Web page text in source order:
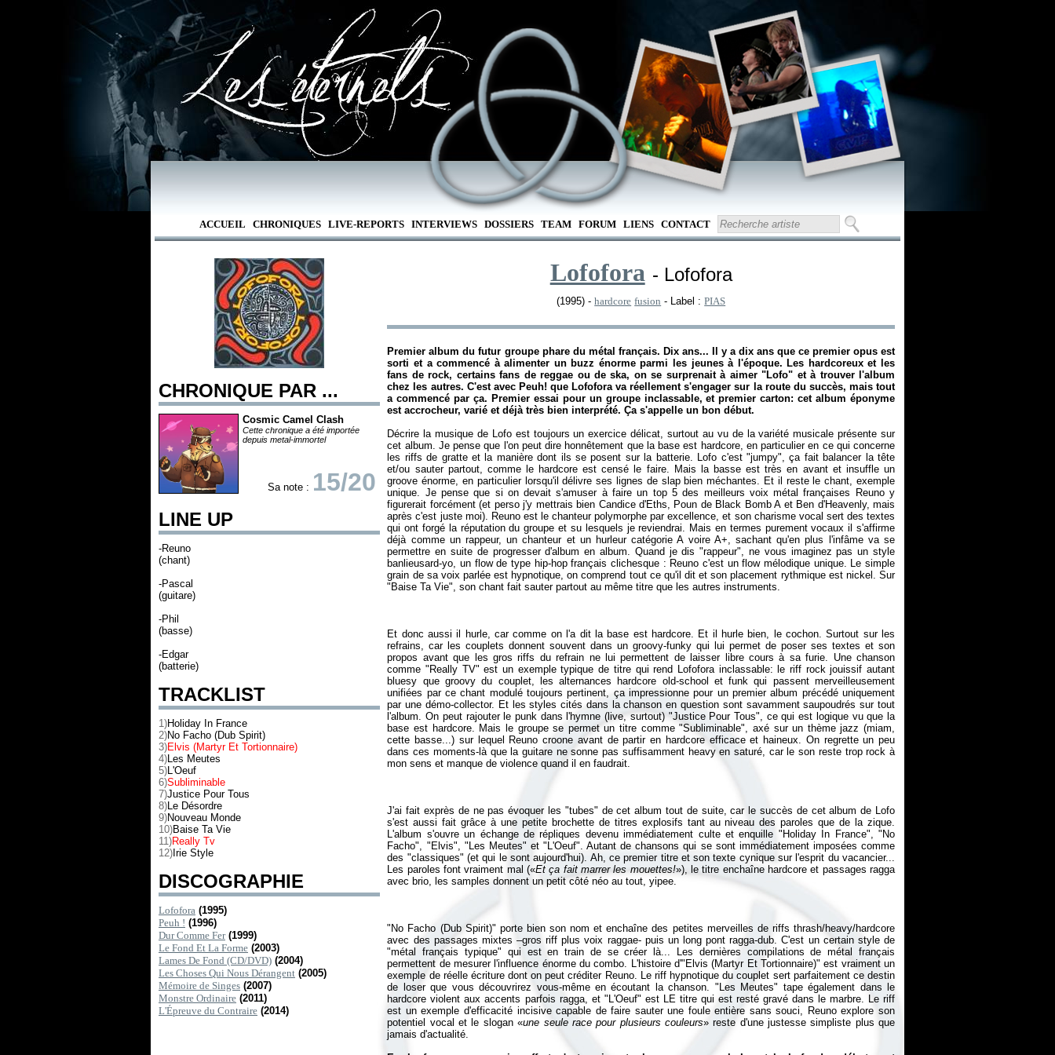
ACCUEIL CHRONIQUES LIVE-REPORTS INTERVIEWS DOSSIERS TEAM FORUM LIENS CONTACT
CHRONIQUE PAR ...
Cosmic Camel Clash
Cette chronique a été importée
depuis metal-immortel
Sa note : 15/20
LINE UP
-Reuno
(chant)
-Pascal
(guitare)
-Phil
(basse)
-Edgar
(batterie)
TRACKLIST
1)Holiday In France
2)No Facho (Dub Spirit)
3)Elvis (Martyr Et Tortionnaire)
4)Les Meutes
5)L'Oeuf
6)Subliminable
7)Justice Pour Tous
8)Le Désordre
9)Nouveau Monde
10)Baise Ta Vie
11)Really Tv
12) Irie Style
DISCOGRAPHIE
Lofofora (1995)
Peuh ! (1996)
Dur Comme Fer (1999)
Le Fond Et La Forme (2003)
Lames De Fond (CD/DVD) (2004)
Les Choses Qui Nous Dérangent (2005)
Mémoire de Singes (2007)
Monstre Ordinaire (2011)
L'Épreuve du Contraire (2014)
Lofofora - Lofofora
(1995) -hardcore fusion - Label :PIAS
Premier album du futur groupe phare du métal français. Dix ans... Il y a dix ans que ce premier opus est
sorti et a commencé à alimenter un buzz énorme parmi les jeunes à l'époque. Les hardcoreux et les
fans de rock, certains fans de reggae ou de ska, on se surprenait à aimer "Lofo" et à trouver l'album
chez les autres. C'est avec Peuh! que Lofofora va réellement s'engager sur la route du succès, mais tout
a commencé par ça. Premier essai pour un groupe inclassable, et premier carton: cet album éponyme
est accrocheur, varié et déjà très bien interprété. Ça s'appelle un bon début.
Décrire la musique de Lofo est toujours un exercice délicat, surtout au vu de la variété musicale présente sur
cet album. Je pense que l'on peut dire honnêtement que la base est hardcore, en particulier en ce qui concerne
les riffs de gratte et la manière dont ils se posent sur la batterie. Lofo c'est "jumpy", ça fait balancer la tête
et/ou sauter partout, comme le hardcore est censé le faire. Mais la basse est très en avant et insuffle un
groove énorme, en particulier lorsqu'il délivre ses lignes de slap bien méchantes. Et il reste le chant, exemple
unique. Je pense que si on devait s'amuser à faire un top 5 des meilleurs voix métal françaises Reuno y
figurerait forcément (et perso j'y mettrais bien Candice d'Eths, Poun de Black Bomb A et Ben d'Heavenly, mais
après c'est juste moi). Reuno est le chanteur polymorphe par excellence, et son charisme vocal sert des textes
qui ont forgé la réputation du groupe et su lesquels je reviendrai. Mais en termes purement vocaux il s'affirme
déjà comme un rappeur, un chanteur et un hurleur catégorie A voire A+, sachant qu'en plus l'infâme va se
permettre en suite de progresser d'album en album. Quand je dis "rappeur", ne vous imaginez pas un style
banlieusard-yo, un flow de type hip-hop français clichesque : Reuno c'est un flow mélodique unique. Le simple
grain de sa voix parlée est hypnotique, on comprend tout ce qu'il dit et son placement rythmique est nickel. Sur
Et donc aussi il hurle, car comme on l'a dit la base est hardcore. Et il hurle bien, le cochon. Surtout sur les
refrains, car les couplets donnent souvent dans un groovy-funky qui lui permet de poser ses textes et son
propos avant que les gros riffs du refrain ne lui permettent de laisser libre cours à sa furie. Une chanson
comme "Really TV" est un exemple typique de titre qui rend Lofofora inclassable: le riff rock jouissif autant
bluesy que groovy du couplet, les alternances hardcore old-school et funk qui passent merveilleusement
unifiées par ce chant modulé toujours pertinent, ça impressionne pour un premier album précédé uniquement
par une démo-collector. Et les styles cités dans la chanson en question sont savamment saupoudrés sur tout
l'album. On peut rajouter le punk dans l'hymne (live, surtout) "Justice Pour Tous", ce qui est logique vu que la
base est hardcore. Mais le groupe se permet un titre comme "Subliminable", axé sur un thème jazz (miam,
cette basse...) sur lequel Reuno croone avant de partir en hardcore efficace et haineux. On regrette un peu
dans ces moments-là que la guitare ne sonne pas suffisamment heavy en saturé, car le son reste trop rock à
J'ai fait exprès de ne pas évoquer les "tubes" de cet album tout de suite, car le succès de cet album de Lofo
s'est aussi fait grâce à une petite brochette de titres explosifs tant au niveau des paroles que de la zique.
L'album s'ouvre un échange de répliques devenu immédiatement culte et enquille "Holiday In France", "No
Facho", "Elvis", "Les Meutes" et "L'Oeuf". Autant de chansons qui se sont immédiatement imposées comme
des "classiques" (et qui le sont aujourd'hui). Ah, ce premier titre et son texte cynique sur l'esprit du vacancier...
Les paroles font vraiment mal («Et ça fait marrer les mouettes!»), le titre enchaîne hardcore et passages ragga
"No Facho (Dub Spirit)" porte bien son nom et enchaîne des petites merveilles de riffs thrash/heavy/hardcore
avec des passages mixtes –gros riff plus voix raggae- puis un long pont ragga-dub. C'est un certain style de
"métal français typique" qui est en train de se créer là... Les dernières compilations de métal français
permettent de mesurer l'influence énorme du combo. L'histoire d'"Elvis (Martyr Et Tortionnaire)" est vraiment un
exemple de réelle écriture dont on peut créditer Reuno. Le riff hypnotique du couplet sert parfaitement ce destin
de loser que vous découvrirez vous-même en écoutant la chanson. "Les Meutes" tape également dans le
hardcore violent aux accents parfois ragga, et "L'Oeuf" est LE titre qui est resté gravé dans le marbre. Le riff
est un exemple d'efficacité incisive capable de faire sauter une foule entière sans souci, Reuno explore son
potentiel vocal et le slogan «une seule race pour plusieurs couleurs» reste d'une justesse simpliste plus que
jamais d'actualité.